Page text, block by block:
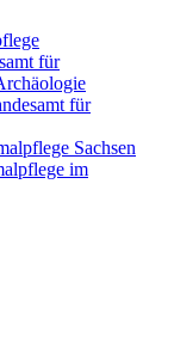
für
für
Sachsen
im